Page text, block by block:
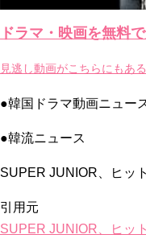
ドラマ・映画を無料
見逃し動画がこちらにもあ
●韓国ドラマ動画ニュー
●韓流ニュース
SUPER JUNIOR、ヒッ
引用元
SUPER JUNIOR、ヒッ